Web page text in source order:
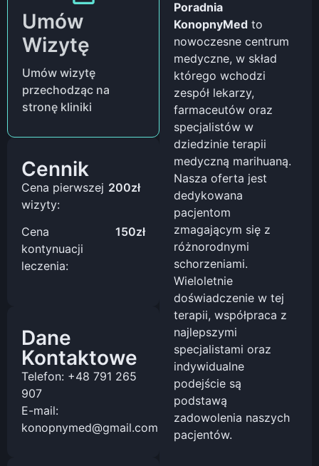
Poradnia
KonopnyMed to
nowoczesne centrum
medyczne, w skład
którego wchodzi
zespół lekarzy,
farmaceutów oraz
specjalistów w
dziedzinie terapii
medyczną marihuaną.
Nasza oferta jest
dedykowana
pacjentom
zmagającym się z
różnorodnymi
schorzeniami.
Wieloletnie
doświadczenie w tej
terapii, współpraca z
najlepszymi
specjalistami oraz
indywidualne
podejście są
podstawą
zadowolenia naszych
pacjentów.
Umów
Wizytę
Umów wizytę
przechodząc na
stronę kliniki
Cennik
Cena pierwszej
wizyty:
200zł
Cena
kontynuacji
leczenia:
150zł
Dane
Kontaktowe
Telefon: +48 791 265
907
E-mail:
konopnymed@gmail.com